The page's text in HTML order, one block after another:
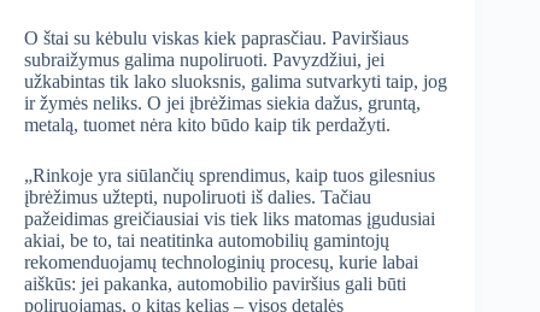
O štai su kėbulu viskas kiek paprasčiau. Paviršiaus
subraižymus galima nupoliruoti. Pavyzdžiui, jei
užkabintas tik lako sluoksnis, galima sutvarkyti taip, jog
ir žymės neliks. O jei įbrėžimas siekia dažus, gruntą,
metalą, tuomet nėra kito būdo kaip tik perdažyti.
„Rinkoje yra siūlančių sprendimus, kaip tuos gilesnius
įbrėžimus užtepti, nupoliruoti iš dalies. Tačiau
pažeidimas greičiausiai vis tiek liks matomas įgudusiai
akiai, be to, tai neatitinka automobilių gamintojų
rekomenduojamų technologinių procesų, kurie labai
aiškūs: jei pakanka, automobilio paviršius gali būti
poliruojamas, o kitas kelias – visos detalės